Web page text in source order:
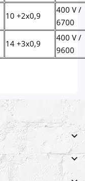
10 +2x0,9
400 V /
6700
14 +3x0,9
400 V /
9600